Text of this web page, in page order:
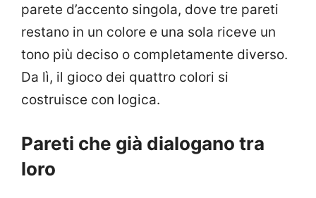
parete d’accento singola, dove tre pareti
restano in un colore e una sola riceve un
tono più deciso o completamente diverso.
Da lì, il gioco dei quattro colori si
costruisce con logica.
Pareti che già dialogano tra
loro